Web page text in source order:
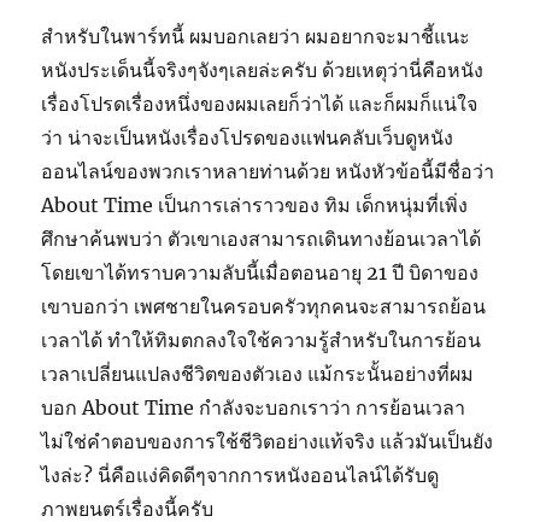
สำหรับในพาร์ทนี้ ผมบอกเลยว่า ผมอยากจะมาชี้แนะ
หนังประเด็นนี้จริงๆจังๆเลยล่ะครับ ด้วยเหตุว่านี่คือหนัง
เรื่องโปรดเรื่องหนึ่งของผมเลยก็ว่าได้ และก็ผมก็แน่ใจ
ว่า น่าจะเป็นหนังเรื่องโปรดของแฟนคลับเว็บดูหนัง
ออนไลน์ของพวกเราหลายท่านด้วย หนังหัวข้อนี้มีชื่อว่า
About Time เป็นการเล่าราวของ ทิม เด็กหนุ่มที่เพิ่ง
ศึกษาค้นพบว่า ตัวเขาเองสามารถเดินทางย้อนเวลาได้
โดยเขาได้ทราบความลับนี้เมื่อตอนอายุ 21 ปี บิดาของ
เขาบอกว่า เพศชายในครอบครัวทุกคนจะสามารถย้อน
เวลาได้ ทำให้ทิมตกลงใจใช้ความรู้สำหรับในการย้อน
เวลาเปลี่ยนแปลงชีวิตของตัวเอง แม้กระนั้นอย่างที่ผม
บอก About Time กำลังจะบอกเราว่า การย้อนเวลา
ไม่ใช่คำตอบของการใช้ชีวิตอย่างแท้จริง แล้วมันเป็นยัง
ไงล่ะ? นี่คือแง่คิดดีๆจากการหนังออนไลน์ได้รับดู
ภาพยนตร์เรื่องนี้ครับ